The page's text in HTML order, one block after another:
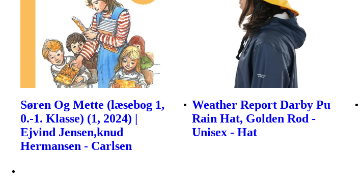
Søren Og Mette (læsebog 1,
0.-1. Klasse) (1, 2024) |
Ejvind Jensen,knud
Hermansen - Carlsen
Weather Report Darby Pu
Rain Hat, Golden Rod -
Unisex - Hat